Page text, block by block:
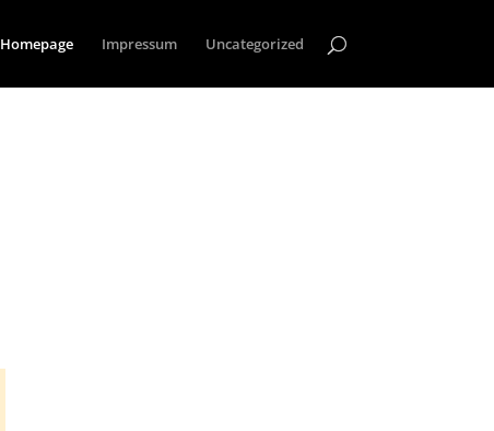
Homepage Impressum Uncategorized